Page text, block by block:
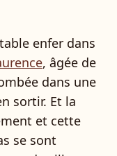
enfer dans
, âgée de
dans une
sortir. Et la
et cette
se sont